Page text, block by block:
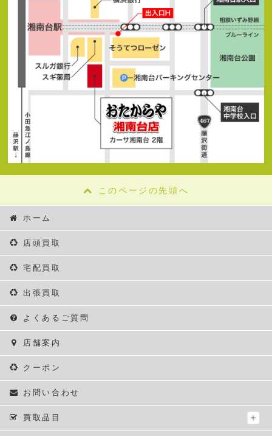
このページの先頭へ
ホーム
店頭買取
宅配買取
出張買取
よくあるご質問
店舗案内
クーポン
お問い合わせ
買取品目